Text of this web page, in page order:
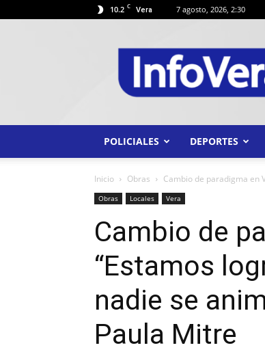
10.2 C Vera 7 agosto, 2026, 2:30
INFO
VERA
POLICIALES DEPORTES
Inicio Obras Cambio de paradigma en
Obras Locales Vera
Cambio de
“Estamos
nadie se
Paula Mitre